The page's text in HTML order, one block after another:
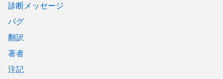
診断メッセージ
バグ
翻訳
著者
注記